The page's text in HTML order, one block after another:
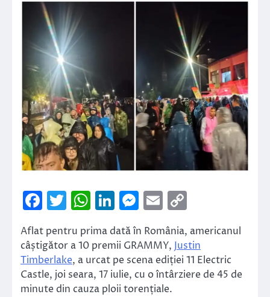
Facebook
Twitter
WhatsApp
LinkedIn
Messenger
Email
Link
Aflat pentru prima dată în România, americanul
câștigător a 10 premii GRAMMY, Justin
Timberlake, a urcat pe scena ediției 11 Electric
Castle, joi seara, 17 iulie, cu o întârziere de 45 de
minute din cauza ploii torențiale.